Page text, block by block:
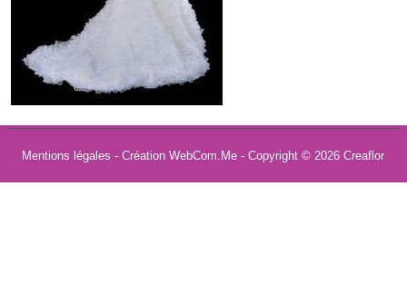
Mentions légales - Création WebCom.Me - Copyright © 2026Creaflor